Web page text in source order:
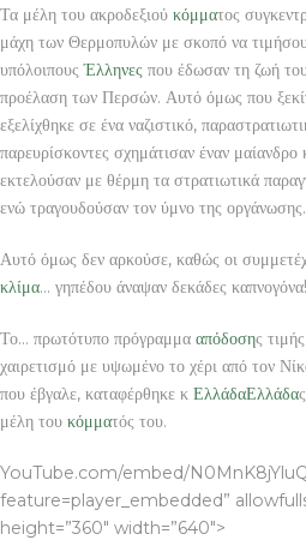
Τα μέλη του ακροδεξιού κόμματος
μάχη των Θερμοπυλών με σκοπό να
υπόλοιπουςΈλληνες που έδωσαν τη ζωή
προέλαση των Περσών. Αυτό όμως που
εξελίχθηκε σε ένα ναζιστικό,
παρευρίσκοντες σχημάτισαν έναν μαίανδρο
εκτελούσαν με θέρμη τα στρατιωτικά
ενώ τραγουδούσαν τον ύμνο της οργάνωσης.
Αυτό όμως δεν αρκούσε, καθώς οι
κλίμα… γηπέδου άναψαν δεκάδες καπνογόνα!
Το… πρωτότυπο πρόγραμμα απόδοσης
χαιρετισμό με υψωμένο το χέρι από τον
που έβγαλε, καταφέρθηκε κ ΕλλάδαΕλλάδα
μέλη του κόμματός του.
YouTube.com/embed/
feature=player_embedded”
height=”360″ width=”640″>